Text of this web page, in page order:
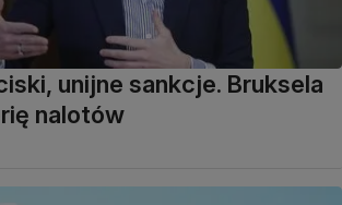
unijne sankcje. Bruksela
nalotów